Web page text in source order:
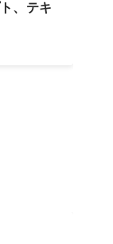
、テキ